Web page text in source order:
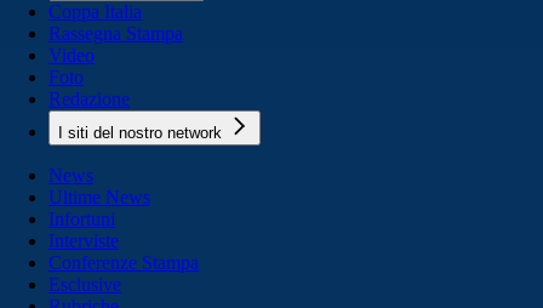
Coppa Italia
Rassegna Stampa
Video
Foto
Redazione
I siti del nostro network
News
Ultime News
Infortuni
Interviste
Conferenze Stampa
Esclusive